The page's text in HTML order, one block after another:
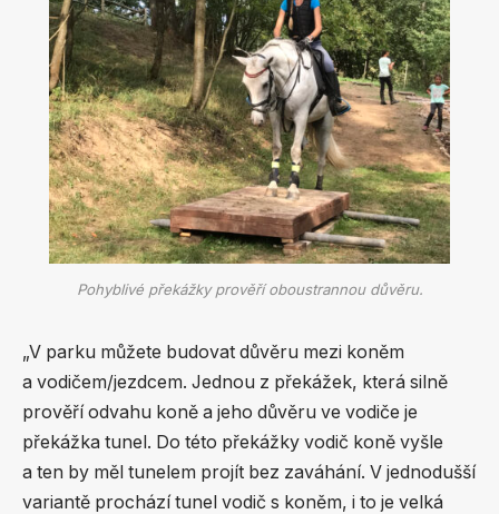
Pohyblivé překážky prověří oboustrannou důvěru.
„V parku můžete budovat důvěru mezi koněm
a vodičem/jezdcem. Jednou z překážek, která silně
prověří odvahu koně a jeho důvěru ve vodiče je
překážka tunel. Do této překážky vodič koně vyšle
a ten by měl tunelem projít bez zaváhání. V jednodušší
variantě prochází tunel vodič s koněm, i to je velká